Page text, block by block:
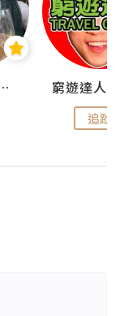
追蹤